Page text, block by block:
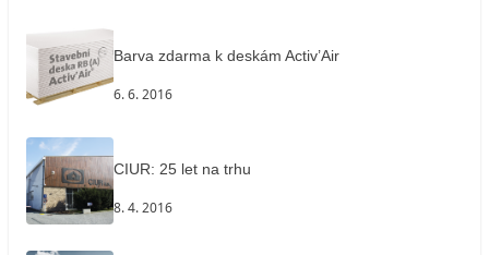
Barva zdarma k deskám Activ’Air
6. 6. 2016
CIUR: 25 let na trhu
8. 4. 2016